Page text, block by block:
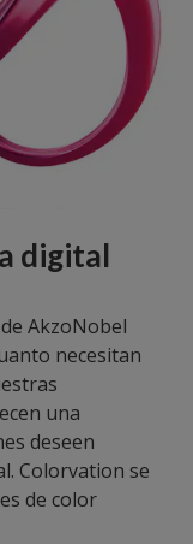
digital
de AkzoNobel
necesitan
una
deseen
Colorvation se
de color